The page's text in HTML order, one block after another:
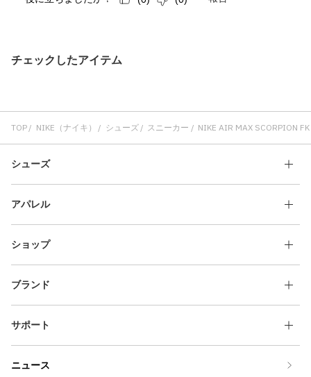
チェックしたアイテム
TOP NIKE（ナイキ） シューズ スニーカー NIKE AIR MAX SCORPION
シューズ
アパレル
ショップ
ブランド
サポート
ニュース